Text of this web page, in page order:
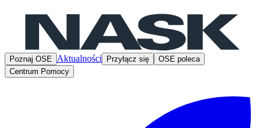
Poznaj OSE Aktualności Przyłącz się
OSE poleca
Centrum Pomocy